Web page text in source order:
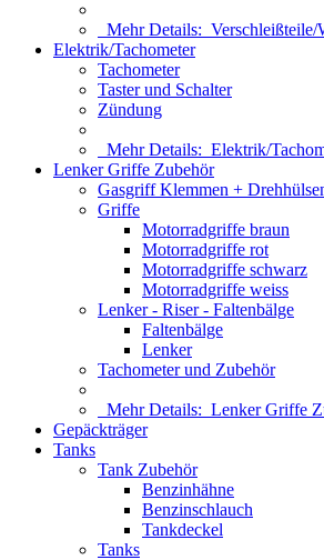
Mehr Details: Verschleißteile/
Elektrik/Tachometer
Tachometer
Taster und Schalter
Zündung
Mehr Details: Elektrik/
Lenker Griffe Zubehör
Gasgriff Klemmen +
Griffe
Motorradgriffe braun
Motorradgriffe rot
Motorradgriffe schwarz
Motorradgriffe weiss
Lenker - Riser - Faltenbälge
Faltenbälge
Lenker
Tachometer und Zubehör
Mehr Details: Lenker Griffe
Gepäckträger
Tanks
Tank Zubehör
Benzinhähne
Benzinschlauch
Tankdeckel
Tanks